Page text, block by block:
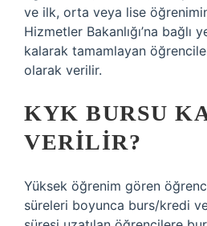
ve ilk, orta veya lise
Hizmetler Bakanlığı’na bağlı
kalarak tamamlayan
olarak verilir.
KYK BURSU
VERILIR?
Yüksek öğrenim gören
süreleri boyunca burs/kredi